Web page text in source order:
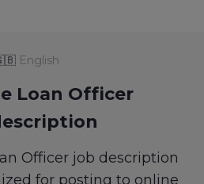
English
Loan Officer
Officer job description
for posting to online